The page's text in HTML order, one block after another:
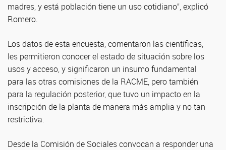
madres, y está población tiene un uso cotidiano”, explicó
Romero.
Los datos de esta encuesta, comentaron las científicas,
les permitieron conocer el estado de situación sobre los
usos y acceso, y significaron un insumo fundamental
para las otras comisiones de la RACME, pero también
para la regulación posterior, que tuvo un impacto en la
inscripción de la planta de manera más amplia y no tan
restrictiva.
Desde la Comisión de Sociales convocan a responder una